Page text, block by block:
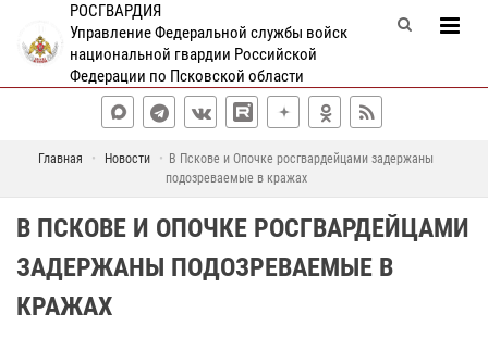
РОСГВАРДИЯ
Управление Федеральной службы войск
национальной гвардии Российской
Федерации по Псковской области
Главная Новости
В Пскове и Опочке росгвардейцами задержаны
подозреваемые в кражах
В ПСКОВЕ И ОПОЧКЕ РОСГВАРДЕЙЦАМИ
ЗАДЕРЖАНЫ ПОДОЗРЕВАЕМЫЕ В
КРАЖАХ